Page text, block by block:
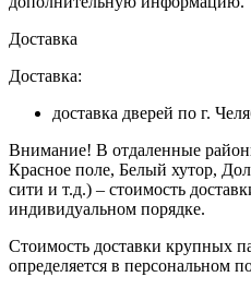
Доставка
Доставка:
доставка дверей по г.
Внимание! В отдаленные
Красное поле, Белый хутор,
сити и т.д.) – стоимость
индивидуальном порядке.
Стоимость доставки крупных
определяется в персональном